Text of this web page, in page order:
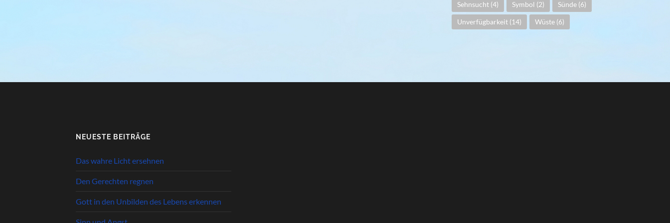
Sehnsucht (4) Symbol (2) Sünde (6)
Unverfügbarkeit (14) Wüste (6)
NEUESTE BEITRÄGE
Das wahre Licht ersehnen
Den Gerechten regnen
Gott in den Unbilden des Lebens erkennen